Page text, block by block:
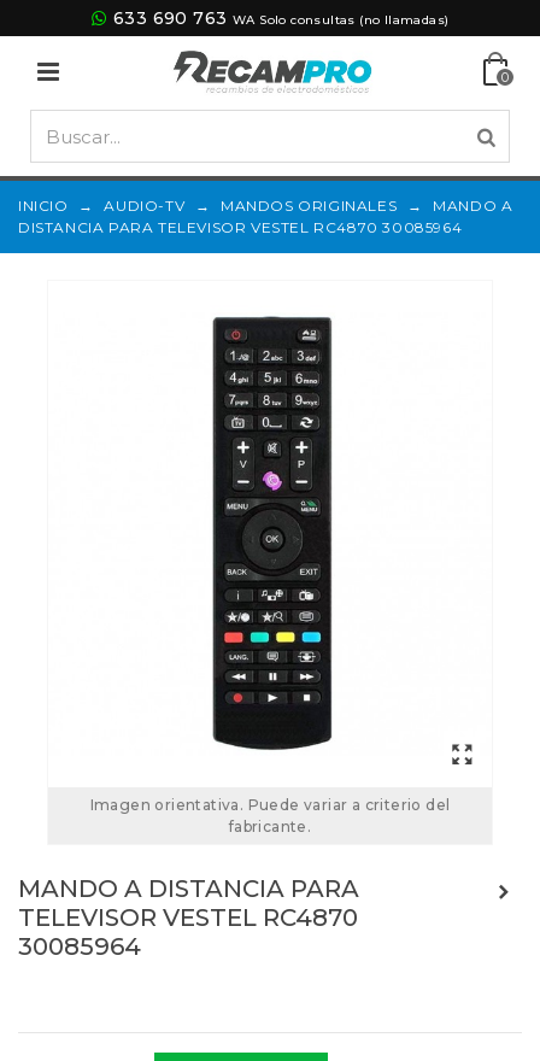
633 690 763 WA Solo consultas (no llamadas)
0
INICIO → AUDIO-TV → MANDOS ORIGINALES →
MANDO A
DISTANCIA PARA TELEVISOR VESTEL RC4870 30085964
Imagen orientativa. Puede variar a criterio del
fabricante.
MANDO A DISTANCIA PARA
TELEVISOR VESTEL RC4870
30085964